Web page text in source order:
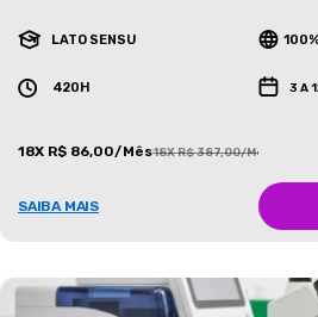
LATO SENSU
420H 3 A
18X R$ 86,00/Mês18X R$ 387,00/Mês
SAIBA MAIS